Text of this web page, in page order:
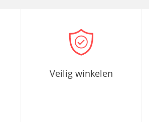
Veilig winkelen